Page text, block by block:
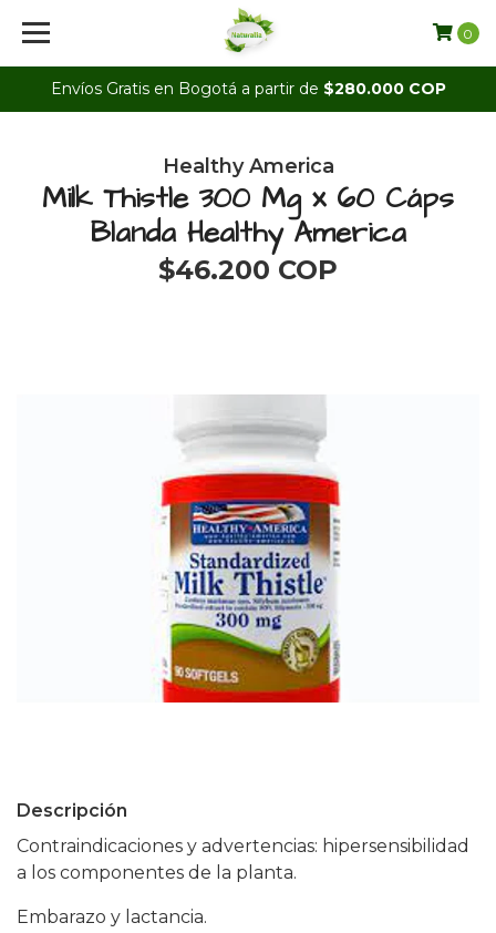
Envíos Gratis en Bogotá a partir de $280.000 COP
0
Healthy America
Milk Thistle 300 Mg x 60 Cáps
Blanda Healthy America
$46.200 COP
Descripción
Contraindicaciones y advertencias: hipersensibilidad
a los componentes de la planta.
Embarazo y lactancia.